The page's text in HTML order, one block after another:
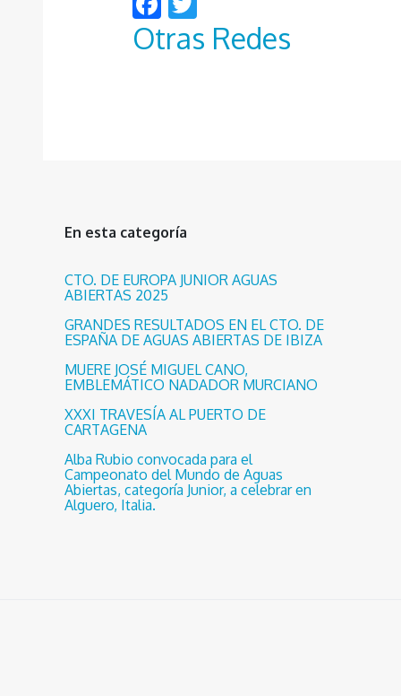
Otras Redes
En esta categoría
CTO. DE EUROPA JUNIOR AGUAS
ABIERTAS 2025
GRANDES RESULTADOS EN EL CTO. DE
ESPAÑA DE AGUAS ABIERTAS DE IBIZA
MUERE JOSÉ MIGUEL CANO,
EMBLEMÁTICO NADADOR MURCIANO
XXXI TRAVESÍA AL PUERTO DE
CARTAGENA
Alba Rubio convocada para el
Campeonato del Mundo de Aguas
Abiertas, categoría Junior, a celebrar en
Alguero, Italia.